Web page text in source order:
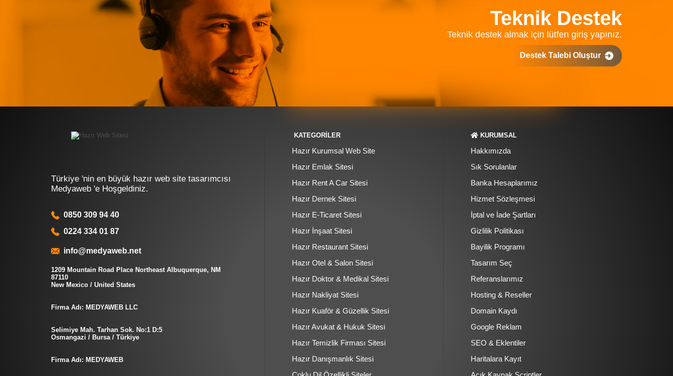
Teknik Destek
Teknik destek almak için lütfen giriş yapınız.
Destek Talebi Oluştur
Türkiye 'nin en büyük hazır web site tasarımcısı
Medyaweb 'e Hoşgeldiniz.
0850 309 94 40
0224 334 01 87
info@medyaweb.net
1209 Mountain Road Place Northeast Albuquerque, NM
87110
New Mexico / United States
Firma Adı: MEDYAWEB LLC
Selimiye Mah. Tarhan Sok. No:1 D:5
Osmangazi / Bursa / Türkiye
Firma Adı: MEDYAWEB
KATEGORİLER
Hazır Kurumsal Web Site
Hazır Emlak Sitesi
Hazır Rent A Car Sitesi
Hazır Dernek Sitesi
Hazır E-Ticaret Sitesi
Hazır İnşaat Sitesi
Hazır Restaurant Sitesi
Hazır Otel & Salon Sitesi
Hazır Doktor & Medikal Sitesi
Hazır Nakliyat Sitesi
Hazır Kuaför & Güzellik Sitesi
Hazır Avukat & Hukuk Sitesi
Hazır Temizlik Firması Sitesi
Hazır Danışmanlık Sitesi
KURUMSAL
Hakkımızda
Sık Sorulanlar
Banka Hesaplarımız
Hizmet Sözleşmesi
İptal ve İade Şartları
Gizlilik Politikası
Bayilik Programı
Tasarım Seç
Referanslarımız
Hosting & Reseller
Domain Kaydı
Google Reklam
SEO & Eklentiler
Haritalara Kayıt